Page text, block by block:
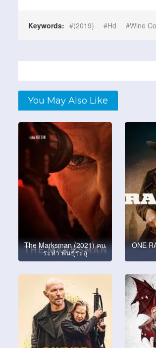
Keywords: (2019) Hd Wine
You May Also Like
The Marksman (2021) คน
ระห่ำ พันธุ์ระอุ
ONE